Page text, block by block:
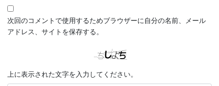
次回のコメントで使用するためブラウザーに自分の名前、メール
アドレス、サイトを保存する。
上に表示された文字を入力してください。